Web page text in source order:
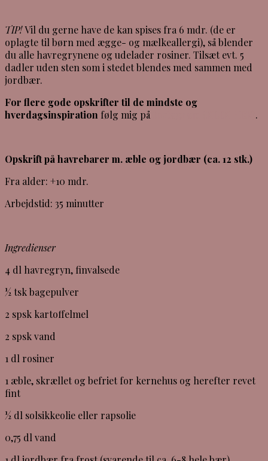
TIP!Vil du gerne have de kan spises fra 6 mdr. (de er
oplagte til børn med ægge- og mælkeallergi), så blender
du alle havregrynene og udelader rosiner. Tilsæt evt. 5
dadler uden sten som i stedet blendes med sammen med
jordbær.
For flere gode opskrifter til de mindste og
hverdagsinspiration følg mig på .
Opskrift på havrebarer m. æble og jordbær (ca. 12 stk.)
Fra alder: +10 mdr.
Arbejdstid: 35 minutter
Ingredienser
4 dl havregryn, finvalsede
½ tsk bagepulver
2 spsk kartoffelmel
2 spsk vand
1 dl rosiner
1 æble, skrællet og befriet for kernehus og herefter revet
fint
½ dl solsikkeolie eller rapsolie
0,75 dl vand